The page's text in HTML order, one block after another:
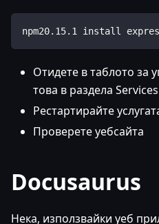
npm20. 15.1 install
Отидете в таблото за
това в раздела Services
Рестартирайте
Проверете уебсайта
Docusaurus
Нека, използвайки уеб